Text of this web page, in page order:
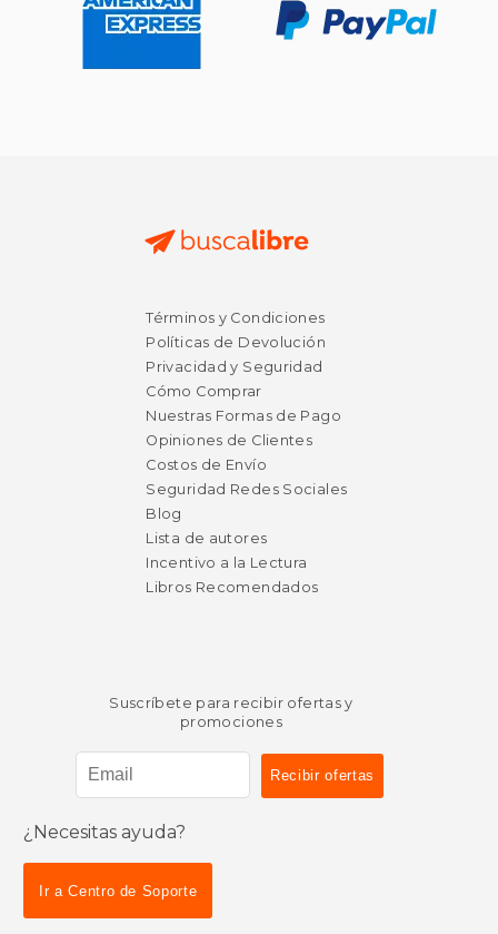
$ 73.15
$ 36.57
50%
dcto. $ 27.00
50%
dcto.
Términos y Condiciones
Políticas de Devolución
Privacidad y Seguridad
Cómo Comprar
Nuestras Formas de Pago
Opiniones de Clientes
Costos de Envío
Seguridad Redes Sociales
Blog
Lista de autores
Incentivo a la Lectura
Libros Recomendados
Suscríbete para recibir ofertas y
promociones
¿Necesitas ayuda?
Ir a Centro de Soporte